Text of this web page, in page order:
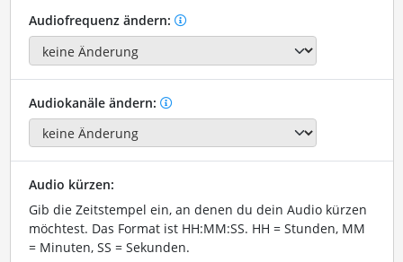
Audiofrequenz ändern:
Audiokanäle ändern:
Audio kürzen:
Gib die Zeitstempel ein, an denen du dein Audio kürzen
möchtest. Das Format ist HH:MM:SS. HH = Stunden, MM
= Minuten, SS = Sekunden.